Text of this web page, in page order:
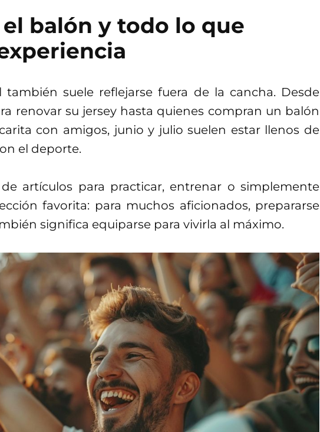
el balón y todo lo que
suele reflejarse fuera de la cancha. Desde
renovar su jersey hasta quienes compran un balón
con amigos, junio y julio suelen estar llenos de
el deporte.
artículos para practicar, entrenar o simplemente
favorita: para muchos aficionados, prepararse
significa equiparse para vivirla al máximo.